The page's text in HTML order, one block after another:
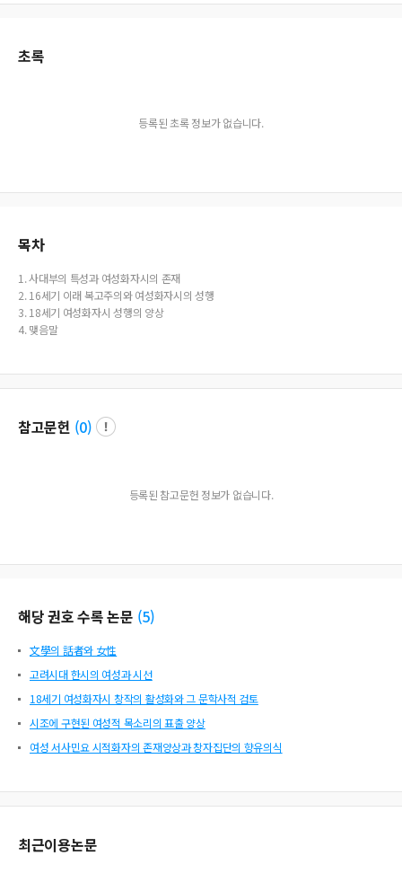
초록
등록된 초록 정보가 없습니다.
목차
1. 사대부의 특성과 여성화자시의 존재
2. 16세기 이래 복고주의와 여성화자시의 성행
3. 18세기 여성화자시 성행의 양상
4. 맺음말
참고문헌 (0)
등록된 참고문헌 정보가 없습니다.
해당 권호 수록 논문 (5)
文學의 話者와 女性
고려시대 한시의 여성과 시선
18세기 여성화자시 창작의 활성화와 그 문학사적 검토
시조에 구현된 여성적 목소리의 표출 양상
여성 서사민요 시적화자의 존재양상과 창자집단의 향유의식
최근이용논문